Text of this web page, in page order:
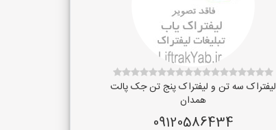
لیفتراک سه تن و لیفتراک پنج تن جک پالت
همدان
09120586434